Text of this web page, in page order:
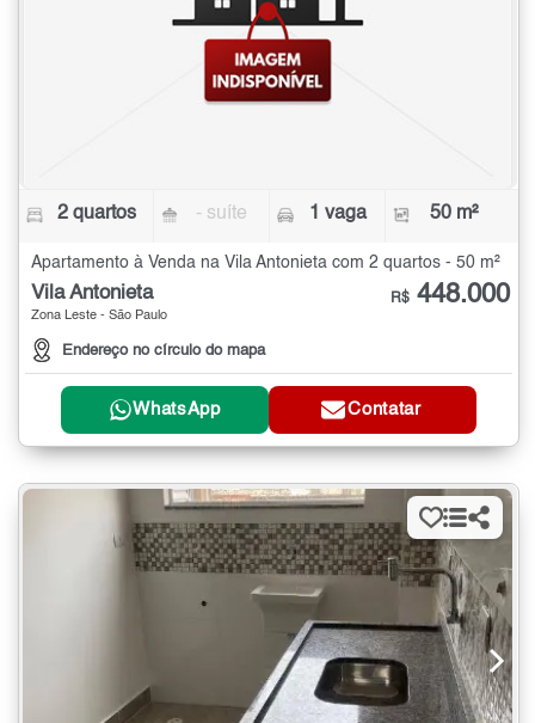
2 quartos - suíte 1 vaga 50 m²
Apartamento à Venda na Vila Antonieta com 2 quartos - 50 m²
Vila Antonieta
Zona Leste - São Paulo
Endereço no círculo do mapa
R$ 448.000
WhatsApp Contatar